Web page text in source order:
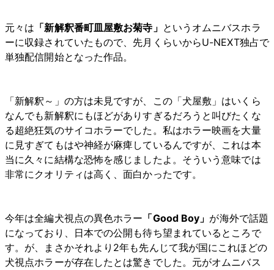
元々は 「新解釈番町皿屋敷お菊寺」 というオムニバスホラ
ーに収録されていたもので、先月くらいからU-NEXT独占で
単独配信開始となった作品。
「新解釈～」の方は未見ですが、この「犬屋敷」はいくら
なんでも新解釈にもほどがありすぎるだろうと叫びたくな
る超絶狂気のサイコホラーでした。私はホラー映画を大量
に見すぎてもはや神経が麻痺しているんですが、これは本
当に久々に結構な恐怖を感じましたよ。そういう意味では
非常にクオリティは高く、面白かったです。
今年は全編犬視点の異色ホラー 「Good Boy」 が海外で話題
になっており、日本での公開も待ち望まれているところで
す。が、まさかそれより2年も先んじて我が国にこれほどの
犬視点ホラーが存在したとは驚きでした。元がオムニバス